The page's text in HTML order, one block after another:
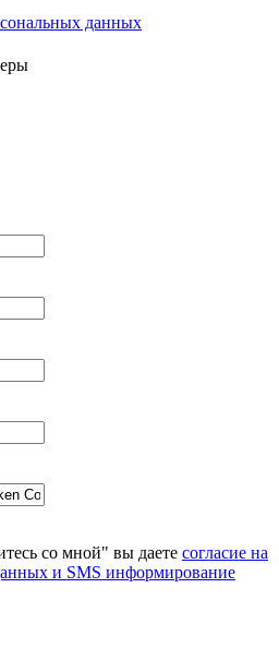
данных
со мной" вы даете согласие на
и SMS информирование